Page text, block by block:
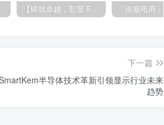
器上号。技术支持 【铸就卓越，彰显不凡】顶级财富管理机构专属官网设计与咨询
下一篇
半导体技术革新引领显示行业未来
趋势